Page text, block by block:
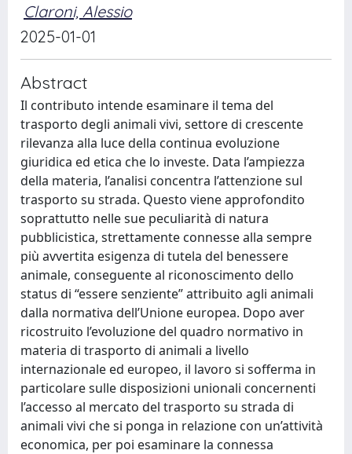
Claroni, Alessio
2025-01-01
Abstract
Il contributo intende esaminare il tema del
trasporto degli animali vivi, settore di crescente
rilevanza alla luce della continua evoluzione
giuridica ed etica che lo investe. Data l’ampiezza
della materia, l’analisi concentra l’attenzione sul
trasporto su strada. Questo viene approfondito
soprattutto nelle sue peculiarità di natura
pubblicistica, strettamente connesse alla sempre
più avvertita esigenza di tutela del benessere
animale, conseguente al riconoscimento dello
status di “essere senziente” attribuito agli animali
dalla normativa dell’Unione europea. Dopo aver
ricostruito l’evoluzione del quadro normativo in
materia di trasporto di animali a livello
internazionale ed europeo, il lavoro si sofferma in
particolare sulle disposizioni unionali concernenti
l’accesso al mercato del trasporto su strada di
animali vivi che si ponga in relazione con un’attività
economica, per poi esaminare la connessa